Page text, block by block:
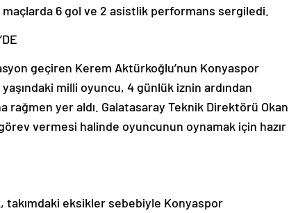
maçlarda 6 gol ve 2 asistlik performans sergiledi.
geçiren Kerem Aktürkoğlu’nun Konyaspor
milli oyuncu, 4 günlük iznin ardından
rağmen yer aldı. Galatasaray Teknik Direktörü Okan
vermesi halinde oyuncunun oynamak için hazır
takımdaki eksikler sebebiyle Konyaspor